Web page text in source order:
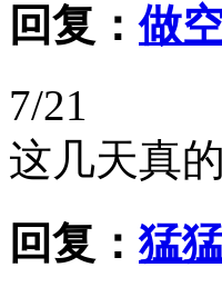
回复：做
7/21
这几天真
回复：猛